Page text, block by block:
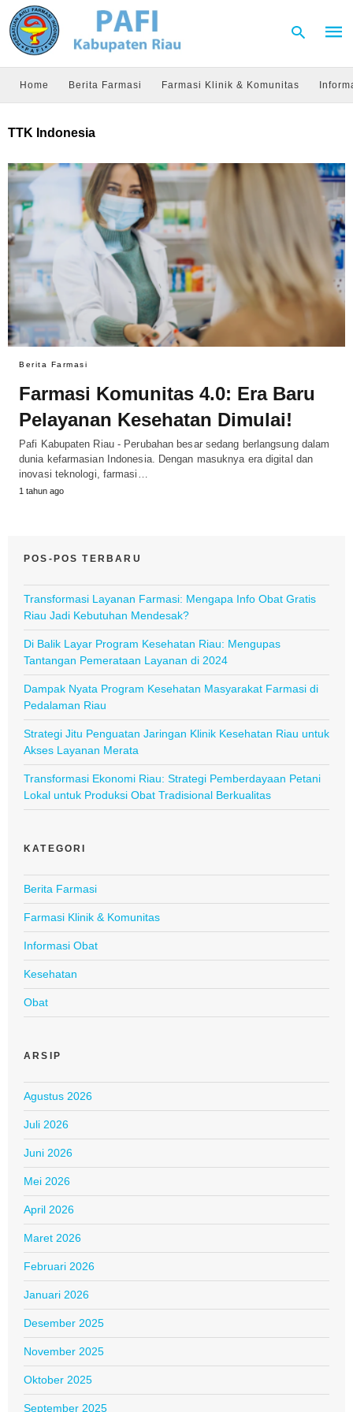
and
hit
Home Berita Farmasi Farmasi Klinik & Komunitas
TTK Indonesia
Berita Farmasi
Farmasi Komunitas 4.0: Era Baru
Pelayanan Kesehatan Dimulai!
Pafi Kabupaten Riau - Perubahan besar sedang berlangsung dalam
dunia kefarmasian Indonesia. Dengan masuknya era digital dan
inovasi teknologi, farmasi…
1 tahun ago
POS-POS TERBARU
Transformasi Layanan Farmasi: Mengapa Info Obat Gratis
Riau Jadi Kebutuhan Mendesak?
Di Balik Layar Program Kesehatan Riau: Mengupas
Tantangan Pemerataan Layanan di 2024
Dampak Nyata Program Kesehatan Masyarakat Farmasi di
Pedalaman Riau
Strategi Jitu Penguatan Jaringan Klinik Kesehatan Riau untuk
Akses Layanan Merata
Transformasi Ekonomi Riau: Strategi Pemberdayaan Petani
Lokal untuk Produksi Obat Tradisional Berkualitas
KATEGORI
Berita Farmasi
Farmasi Klinik & Komunitas
Informasi Obat
Kesehatan
Obat
ARSIP
Agustus 2026
Juli 2026
Juni 2026
Mei 2026
April 2026
Maret 2026
Februari 2026
Januari 2026
Desember 2025
November 2025
Oktober 2025
September 2025